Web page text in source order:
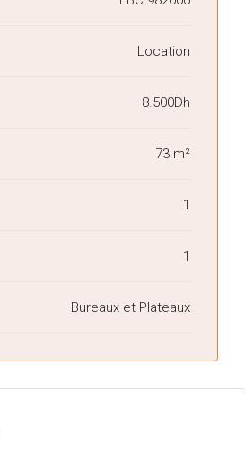
Location
8.500Dh
73 m²
1
1
Bureaux et Plateaux